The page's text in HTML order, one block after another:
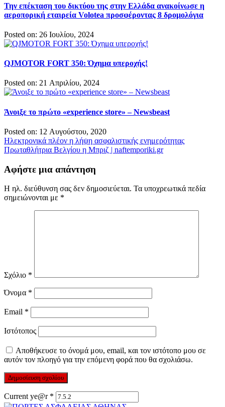
Την επέκταση του δικτύου της στην Ελλάδα ανακοίνωσε η
αεροπορική εταιρεία Volotea προσφέροντας 8 δρομολόγια
Posted on: 26 Ιουλίου, 2024
QJMOTOR FORT 350: Όχημα υπεροχής!
Posted on: 21 Απριλίου, 2024
Άνοιξε το πρώτο «experience store» – Newsbeast
Posted on: 12 Αυγούστου, 2020
Πλοήγηση
άρθρων
Ηλεκτρονικά πλέον η λήψη ασφαλιστικής ενημερότητας
Πρωταθλήτρια Βελγίου η Μπριζ | naftemporiki.gr
Αφήστε μια απάντηση
Η ηλ. διεύθυνση σας δεν δημοσιεύεται. Τα υποχρεωτικά πεδία
σημειώνονται με *
Σχόλιο *
Όνομα *
Email *
Ιστότοπος
Αποθήκευσε το όνομά μου, email, και τον ιστότοπο μου σε
αυτόν τον πλοηγό για την επόμενη φορά που θα σχολιάσω.
Current ye@r *